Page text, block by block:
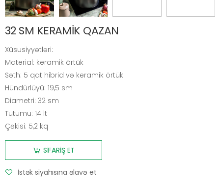
32 SM KERAMİK QAZAN
Xüsusiyyətləri:
Material: keramik örtük
Səth: 5 qat hibrid və keramik örtük
Hündürlüyü: 19,5 sm
Diametri: 32 sm
Tutumu: 14 lt
Çəkisi: 5,2 kq
SİFARİŞ ET
İstək siyahısına əlavə et